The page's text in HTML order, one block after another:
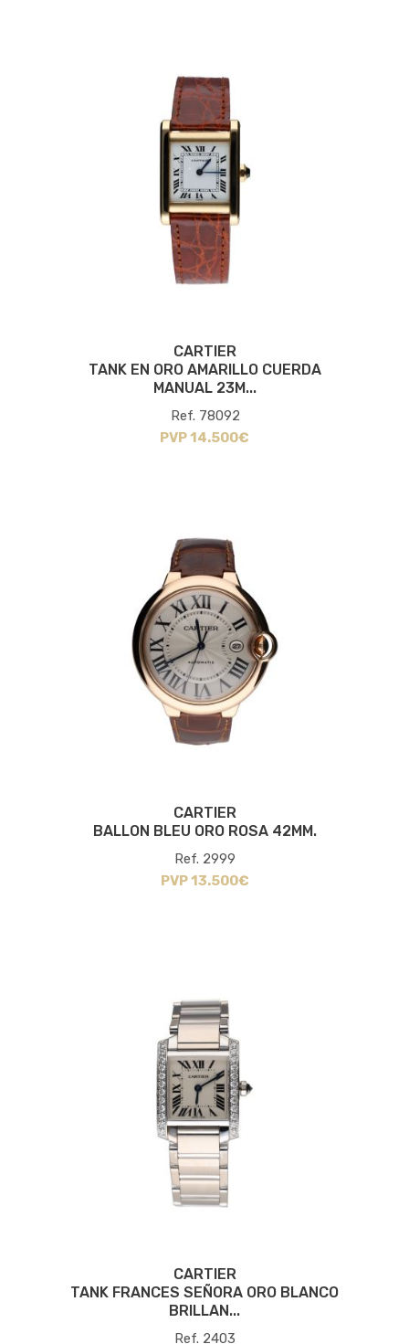
CARTIER
TANK EN ORO AMARILLO CUERDA
MANUAL 23M...
Ref. 78092
PVP 14.500€
CARTIER
BALLON BLEU ORO ROSA 42MM.
Ref. 2999
PVP 13.500€
CARTIER
TANK FRANCES SEÑORA ORO BLANCO
BRILLAN...
Ref. 2403